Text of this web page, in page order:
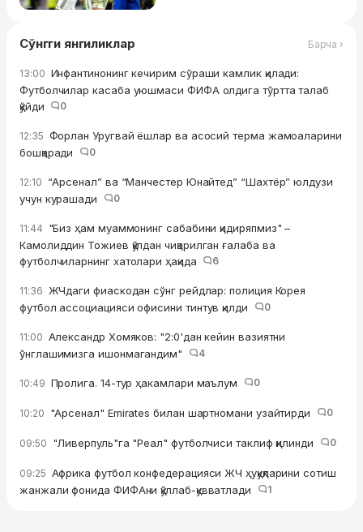
Сўнгги янгиликлар Барча ›
13:00 Инфантинонинг кечирим сўраши камлик қилади:
Футболчилар касаба уюшмаси ФИФА олдига тўртта талаб
қўйди
0
12:35 Форлан Уругвай ёшлар ва асосий терма жамоаларини
бошқаради
0
12:10 “Арсенал” ва “Манчестер Юнайтед” “Шахтёр” юлдузи
учун курашади
0
11:44 "Биз ҳам муаммонинг сабабини қидиряпмиз" –
Камолиддин Тожиев қўлдан чиқарилган ғалаба ва
футболчиларнинг хатолари ҳақида
6
11:36 ЖЧдаги фиаскодан сўнг рейдлар: полиция Корея
футбол ассоциацияси офисини тинтув қилди
0
11:00 Александр Хомяков: "2:0'дан кейин вазиятни
ўнглашимизга ишонмагандим"
4
10:49 Пролига. 14-тур ҳакамлари маълум 0
10:20 "Арсенал" Emirates билан шартномани узайтирди 0
09:50 "Ливерпуль"га "Реал" футболчиси таклиф қилинди 0
09:25 Африка футбол конфедерацияси ЖЧ ҳуқуқларини сотиш
жанжали фонида ФИФАни қўллаб-қувватлади
1